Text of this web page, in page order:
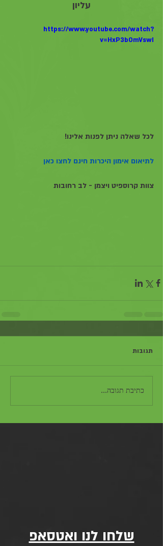
עליון
https://www.youtube.com/watch?
v=HxP3bOmVswI
לכל שאלה ניתן לפנות אלינו!
לתיאום אימון היכרות חינם לחצו כאן
צוות קרוספיט ויצמן - לב רחובות
תגובות
כתיבת תגובה...
שלחו לנו ואטסאפ